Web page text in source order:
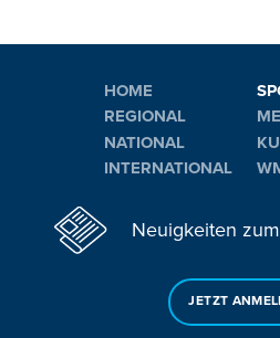
HOME
REGIONAL
NATIONAL
INTERNATIONAL
Neuigkeiten
JETZT